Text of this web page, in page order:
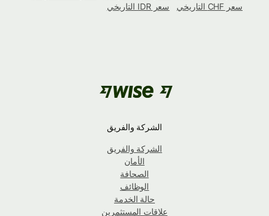
سعر CHF التاريخي
سعر IDR التاريخي
الشركة والفريق
الشركة والفريق
الأمان
الصحافة
الوظائف
حالة الخدمة
علاقات المستثمرين